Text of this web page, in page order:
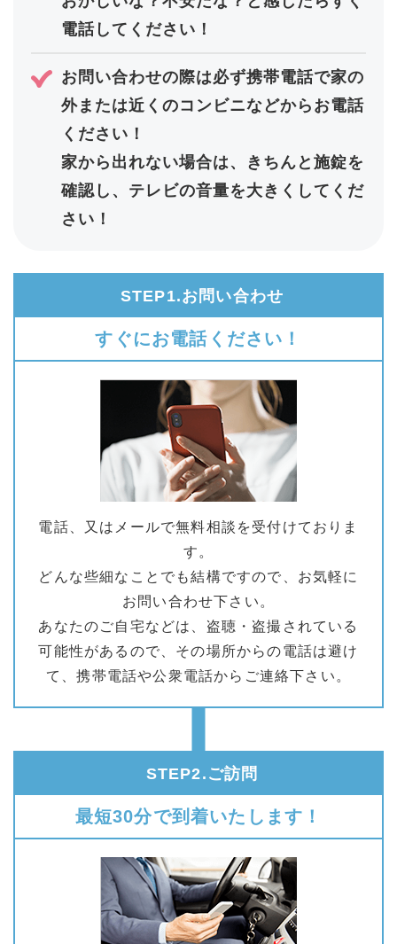
電話してください！
お問い合わせの際は必ず携帯電話で家の
外または近くのコンビニなどからお電話
ください！
家から出れない場合は、きちんと施錠を
確認し、テレビの音量を大きくしてくだ
さい！
STEP1.お問い合わせ
すぐにお電話ください！
電話、又はメールで無料相談を受付けておりま
す。
どんな些細なことでも結構ですので、お気軽に
お問い合わせ下さい。
あなたのご自宅などは、盗聴・盗撮されている
可能性があるので、その場所からの電話は避け
て、携帯電話や公衆電話からご連絡下さい。
STEP2.ご訪問
最短30分で到着いたします！